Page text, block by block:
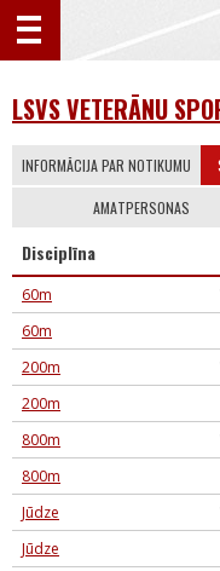
LSVS VETERĀNU
INFORMĀCIJA PAR NOTIKUMU
AMATPERSONAS
Disciplīna
60m
60m
200m
200m
800m
800m
Jūdze
Jūdze